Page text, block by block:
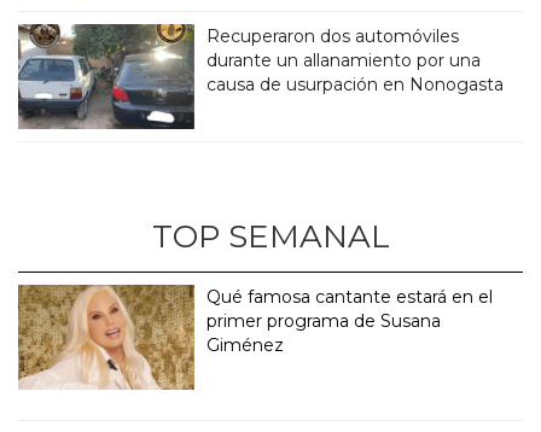
Recuperaron dos automóviles
durante un allanamiento por una
causa de usurpación en Nonogasta
TOP SEMANAL
Qué famosa cantante estará en el
primer programa de Susana
Giménez